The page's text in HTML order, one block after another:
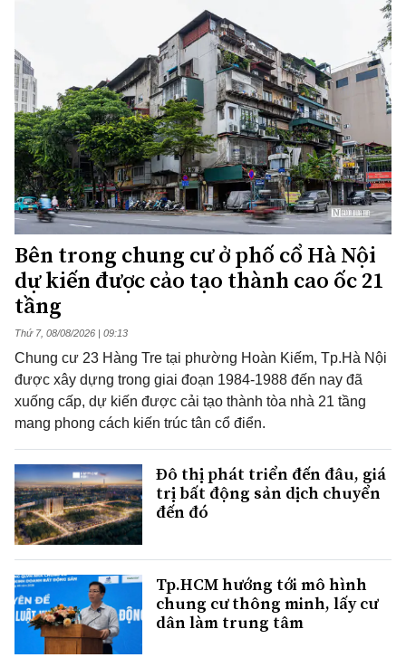
Bên trong chung cư ở phố cổ Hà Nội
dự kiến được cảo tạo thành cao ốc 21
tầng
Thứ 7, 08/08/2026 | 09:13
Chung cư 23 Hàng Tre tại phường Hoàn Kiếm, Tp.Hà Nội
được xây dựng trong giai đoạn 1984-1988 đến nay đã
xuống cấp, dự kiến được cải tạo thành tòa nhà 21 tầng
mang phong cách kiến trúc tân cổ điển.
Đô thị phát triển đến đâu, giá
trị bất động sản dịch chuyển
đến đó
Tp.HCM hướng tới mô hình
chung cư thông minh, lấy cư
dân làm trung tâm